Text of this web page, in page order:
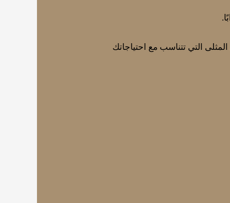
التي تتناسب مع احتياجاتك